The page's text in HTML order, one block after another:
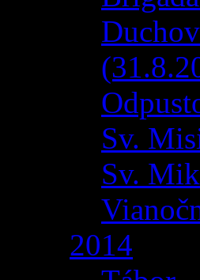
Sv.
Sv.
2014